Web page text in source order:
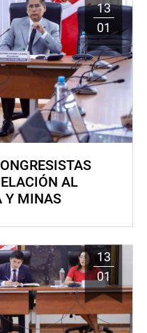
13
01
AL
Y MINAS
13
01